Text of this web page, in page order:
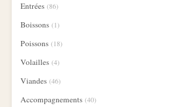
Entrées (86)
Boissons (1)
Poissons (18)
Volailles (4)
Viandes (46)
Accompagnements (40)